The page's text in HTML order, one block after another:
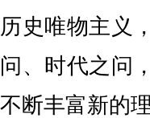
历史唯物主义
问、时代之问
不断丰富新的理